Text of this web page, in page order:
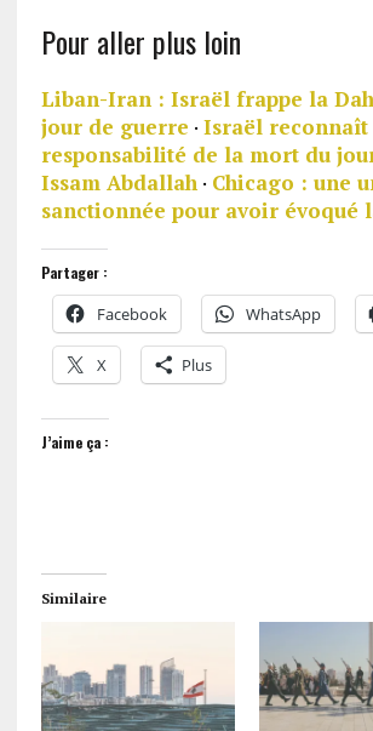
Pour aller plus loin
Liban-Iran : Israël frappe la
jour de guerre · Israël reconnaît
responsabilité de la mort du
Issam Abdallah · Chicago : une
sanctionnée pour avoir évoqué
Partager :
Facebook WhatsApp
X Plus
J’aime ça :
Similaire